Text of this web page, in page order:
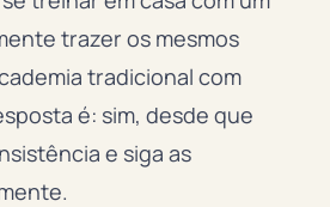
trazer os mesmos
tradicional com
é: sim, desde que
e siga as